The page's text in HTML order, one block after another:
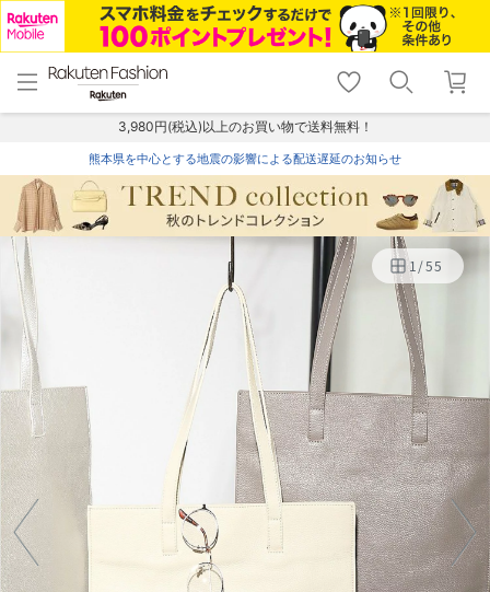
menu home
トップ
shopping_cart lock_outline
ログイン
3,980円(税込)以上のお買い物で送料無料！
熊本県を中心とする地震の影響による配送遅延のお知らせ
1/55